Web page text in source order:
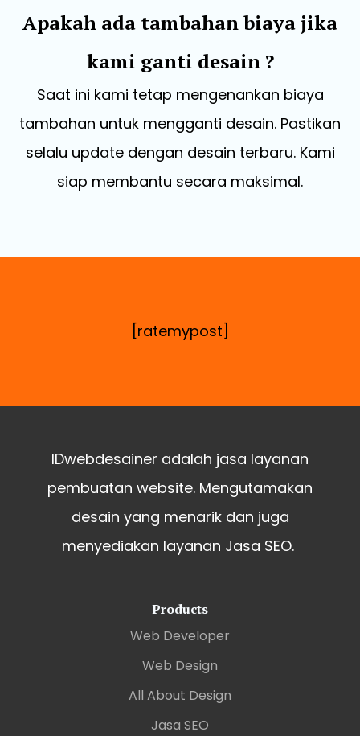
Apakah ada tambahan biaya jika
kami ganti desain ?
Saat ini kami tetap mengenankan biaya
tambahan untuk mengganti desain. Pastikan
selalu update dengan desain terbaru. Kami
siap membantu secara maksimal.
[ratemypost]
IDwebdesainer adalah jasa layanan
pembuatan website. Mengutamakan
desain yang menarik dan juga
menyediakan layanan Jasa SEO.
Products
Web Developer
Web Design
All About Design
Jasa SEO